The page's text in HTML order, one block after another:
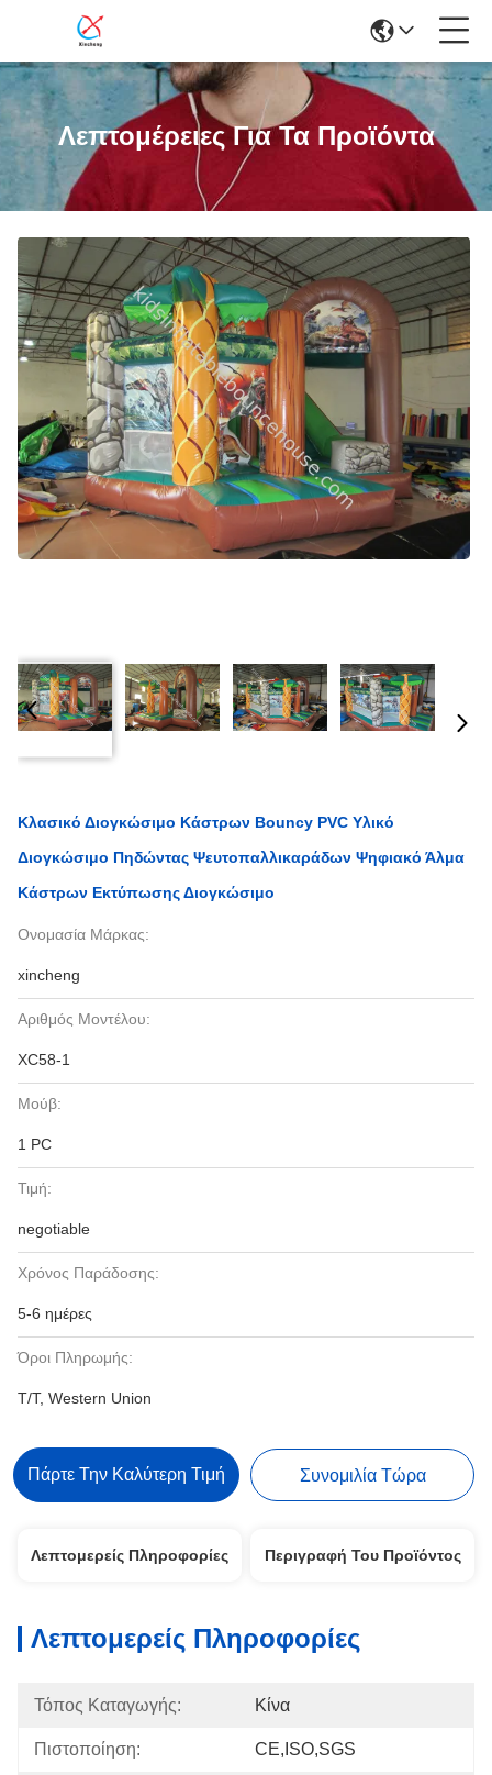
Λεπτομέρειες Για Τα Προϊόντα
Κλασικό Διογκώσιμο Κάστρων Bouncy PVC Υλικό
Διογκώσιμο Πηδώντας Ψευτοπαλλικαράδων Ψηφιακό Άλμα
Κάστρων Εκτύπωσης Διογκώσιμο
Ονομασία Μάρκας:
xincheng
Αριθμός Μοντέλου:
XC58-1
Μούβ:
1 PC
Τιμή:
negotiable
Χρόνος Παράδοσης:
5-6 ημέρες
Όροι Πληρωμής:
T/T, Western Union
Πάρτε Την Καλύτερη Τιμή Συνομιλία Τώρα
Λεπτομερείς Πληροφορίες Περιγραφή Του Προϊόντος
Λεπτομερείς Πληροφορίες
Τόπος Καταγωγής: Κίνα
Πιστοποίηση: CE,ISO,SGS